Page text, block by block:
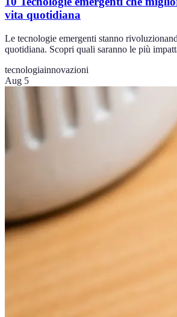
vita quotidiana
Le tecnologie emergenti stanno
quotidiana. Scopri quali saranno le più
tecnologiainnovazioni
Aug 5